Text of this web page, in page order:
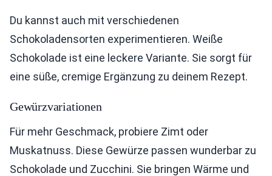
Du kannst auch mit verschiedenen
Schokoladensorten experimentieren. Weiße
Schokolade ist eine leckere Variante. Sie sorgt für
eine süße, cremige Ergänzung zu deinem Rezept.
Gewürzvariationen
Für mehr Geschmack, probiere Zimt oder
Muskatnuss. Diese Gewürze passen wunderbar zu
Schokolade und Zucchini. Sie bringen Wärme und